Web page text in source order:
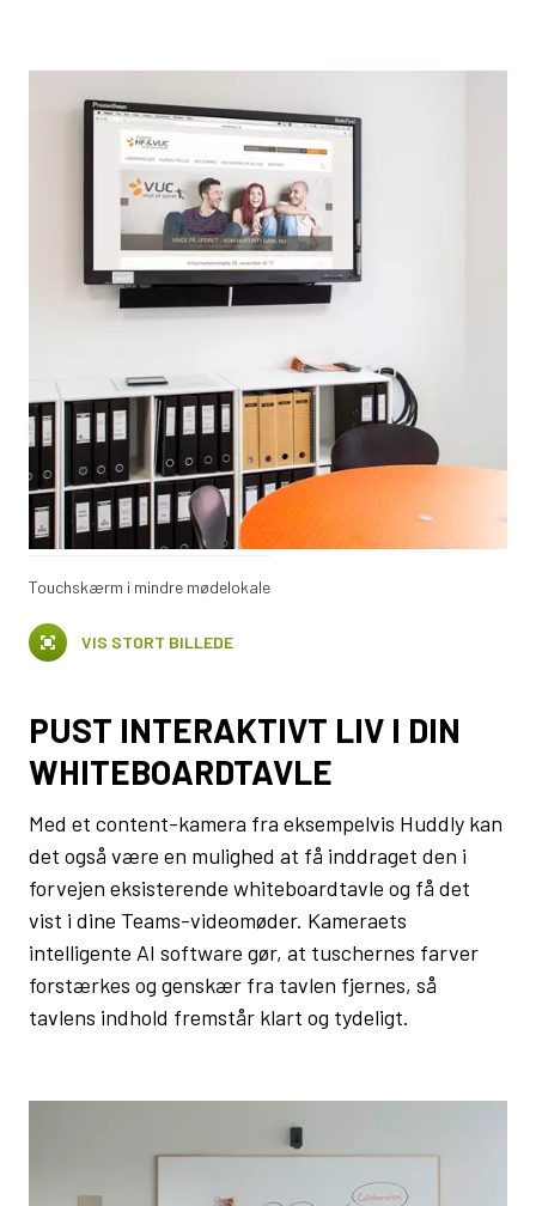
Touchskærm i mindre mødelokale
VIS STORT BILLEDE
PUST INTERAKTIVT LIV I DIN
WHITEBOARDTAVLE
Med et content-kamera fra eksempelvis Huddly kan
det også være en mulighed at få inddraget den i
forvejen eksisterende whiteboardtavle og få det
vist i dine Teams-videomøder. Kameraets
intelligente AI software gør, at tuschernes farver
forstærkes og genskær fra tavlen fjernes, så
tavlens indhold fremstår klart og tydeligt.